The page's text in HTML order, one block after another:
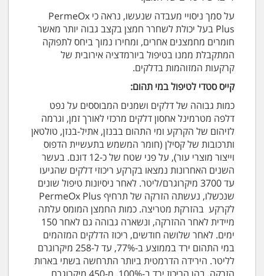
על סמך ניסויי מעבדה שנעשו, נראה כי PermeOx
Plus בעל יכולת לשחרר חמצן בקצב גבוה יותר מאשר
חומרים מחמצנים אחרים, ומחירו נמוך ביחס לתפוקה
המתקבלת ממנו בטיפול ביורמדציה אירובית של
קרקעות המזוהמות בדלקים.
קייס סטדי לטיפול במי תהום:
כמות גבוהה של דלקים ושמנים המבוססים על נפט
דלפה מטרמינל אחסון דלקים מרכזי לאורך זמן, וגרמה
לזיהום של הקרקע ומי התהום בבנזן, אתיל-בנזן, טולטאן
ותרכובות של קסילן (חומר המשמש בתעשיית הדפוס
וייצור מוצרי עור), על פני שטח של כ-12 דונם. בעשר
השנים האחרונות נמצאו בקרקע ריכוזי דלקים שהגיעו
עד 3700 מיקרוגרם/ליטר. לאחר ניסיונות טיפול שונים
שנכשלו, נעשתה הזרקה של תרחיף PermeOx Plus
לקרקע בהזרקת מטריצה. כמות החמצן המומס עלתה
מיידית לאחר ההזרקה, ונשארה גבוהה גם לאחר 150
ימים. לאחר שלושה חודשים, ריכוז הדלקים המזהמים
במי התהום ירד בממוצע ב-77%, עד ל-258 מיקרוגרם
לליטר. הירידה הדרמטית ביותר התרחשה בשתי בארות
הזרקה, בהן הריכוז ירד ב-100%, מ-450 מיקרוגרם